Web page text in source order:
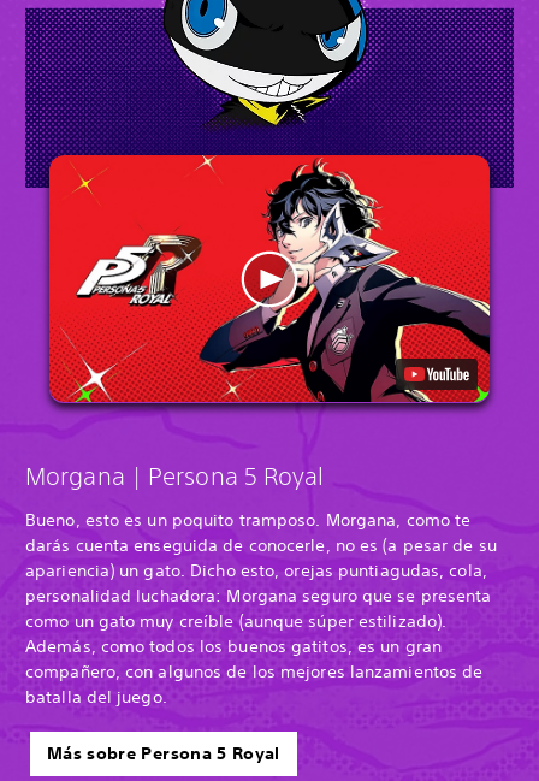
Morgana | Persona 5 Royal
Bueno, esto es un poquito tramposo. Morgana, como te
darás cuenta enseguida de conocerle, no es (a pesar de su
apariencia) un gato. Dicho esto, orejas puntiagudas, cola,
personalidad luchadora: Morgana seguro que se presenta
como un gato muy creíble (aunque súper estilizado).
Además, como todos los buenos gatitos, es un gran
compañero, con algunos de los mejores lanzamientos de
batalla del juego.
Más sobre Persona 5 Royal